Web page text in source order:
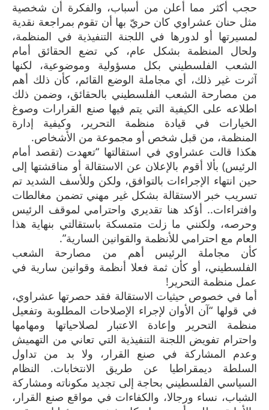
حجب أكثر مما أعلن من أسباب، والفكرة أن شخصية
مثل حنان عشراوي كان حريّ بها أن تقوم بمراجعة نقدية
لمسيرتها أو لدورها في اللجنة التنفيذية في المنظمة،
ولحال المنظمة بشكل عام، كي تضع الحقائق أمام
الشعب الفلسطيني بكل مسؤولية وموضوعية، لكنها
آثرت غير ذلك، أي مجاملة الوضع القائم، كأن ذلك أهم
من مصارحة الشعب الفلسطيني بالحقائق، وضمن ذلك
اطلاعه على الكيفية التي يتم فيها صنع القرارات وصوغ
الخيارات في قيادة منظمة التحرير، وكيفية إدارة
المنظمة، من قبل شخص أو مجموعة من الأشخاص.
هكذا قالت عشراوي في استقالتها “تعهدت (تقصد أمام
الرئيس) بألا أقوم بالإعلان عن الاستقالة أو مناقشتها إلى
حين انتهاء الإجراءات بالتوافق، ولكن وللأسف الشديد تم
تسريب خبر الاستقالة بشكل غير مهني تضمن مغالطات
وافتراءات.. أؤكد هنا تقديري واحترامي لموقف الرئيس
وحرصه، ولكنني ما زلت متمسكة باستقالتي بنهاية هذا
العام مع احترامي للأنظمة والقوانين السارية”.
كأن مجاملة الرئيس أهم من مصارحة الشعب
الفلسطيني، أو كأن ثمة فعلا أنظمة وقوانين سارية في
عمل منظمة التحرير!
أما في خصوص حيثيات الاستقالة فقد حصرتها عشراوي،
في قولها “آن الأوان لإجراء الإصلاحات المطلوبة وتفعيل
منظمة التحرير وإعادة الاعتبار لصلاحياتها ومهامها
واحترام تفويض اللجنة التنفيذية التي تعاني من التهميش
وعدم المشاركة في صنع القرار، ولا بد من تداول
السلطة ديمقراطيا عن طريق الانتخابات. النظام
السياسي الفلسطيني بحاجة إلى تجديد مكوناته ومشاركة
الشباب، نساء ورجالا، والكفاءات في مواقع صنع القرار،